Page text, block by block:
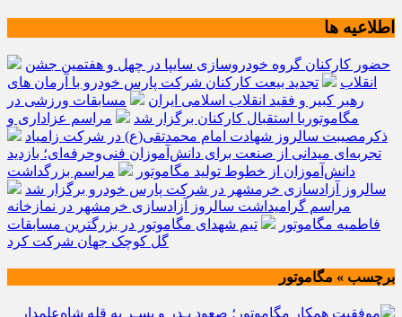
اطلاعیه ها
حضور کارکنان گروه خودروسازی سایپا در چهل و هفتمین جشن
انقلاب
تجدید بیعت کارکنان شرکت پارس خودرو با آرمان های
رهبر کبیر و فقید انقلاب اسلامی ایران
مسابقات ورزشی در
مگاموتوربا استقبال کارکنان برگزار شد
مراسم عزاداری و
ذکرمصیبت سالروز شهادت امام محمدتقی(ع) در شرکت زامیاد
تجربه‌ای میدانی از صنعت برای دانش‌آموزان فنی‌وحرفه‌ای؛ بازدید
دانش‌آموزان از خطوط تولید مگاموتور
مراسم بزرگداشت
سالروز آزادسازی خرمشهر در شرکت پارس خودرو برگزار شد
مراسم گرامیداشت سالروز آزادسازی خرمشهر در نمازخانه
فاطمیه مگاموتور
تیم شهدای مگاموتور در بزرگترین مسابقات
گل کوچک جهان شرکت کرد
برچسب » مگاموتور